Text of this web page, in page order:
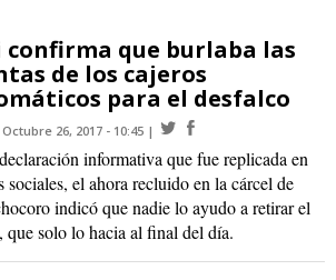
confirma que burlaba las
de los cajeros
para el desfalco
26, 2017 - 10:45
informativa que fue replicada en
sociales, el ahora recluido en la cárcel de
indicó que nadie lo ayudo a retirar el
que solo lo hacia al final del día.